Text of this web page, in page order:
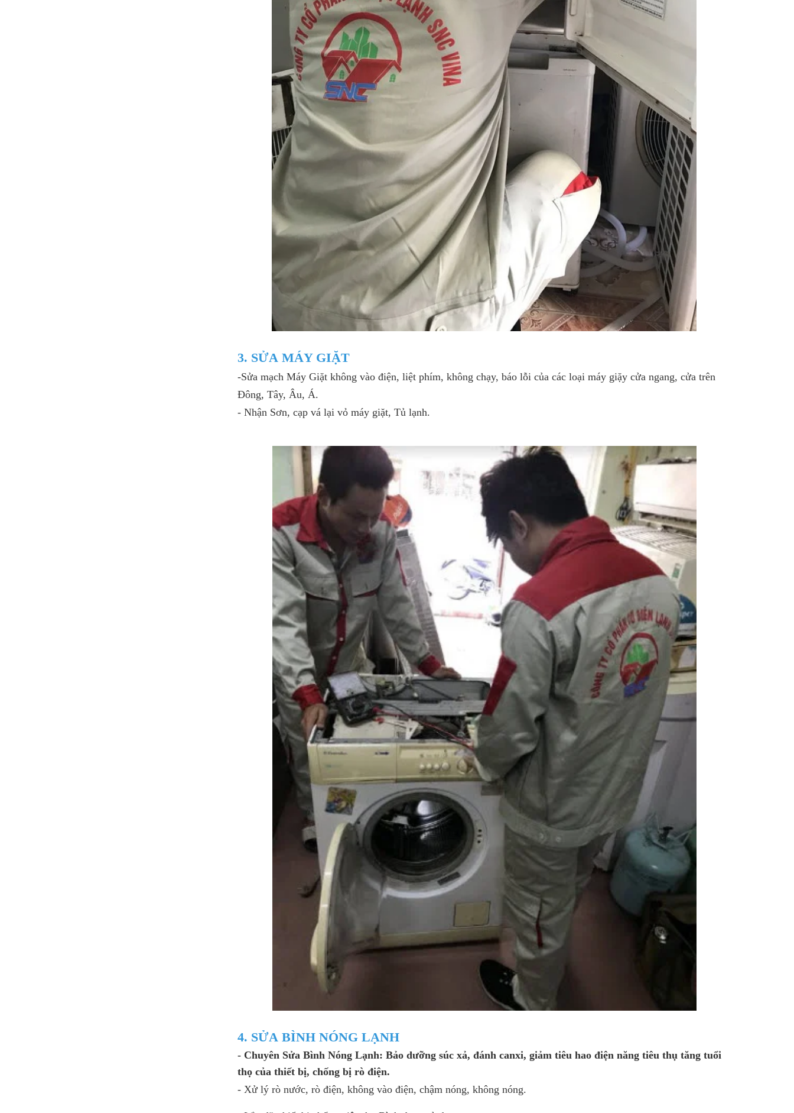
3. SỬA MÁY GIẶT
-Sửa mạch Máy Giặt không vào điện, liệt phím, không chạy, báo lỗi của các loại máy giặy cửa ngang, cửa trên
Đông, Tây, Âu, Á.
- Nhận Sơn, cạp vá lại vỏ máy giặt, Tủ lạnh.
4. SỬA BÌNH NÓNG LẠNH
- Chuyên Sửa Bình Nóng Lạnh: Bảo dưỡng súc xả, đánh canxi, giảm tiêu hao điện năng tiêu thụ tăng tuổi
thọ của thiết bị, chống bị rò điện.
- Xử lý rò nước, rò điện, không vào điện, chậm nóng, không nóng.